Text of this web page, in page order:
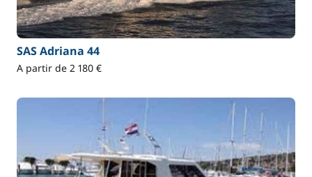
SAS Adriana 44
A partir de 2 180 €